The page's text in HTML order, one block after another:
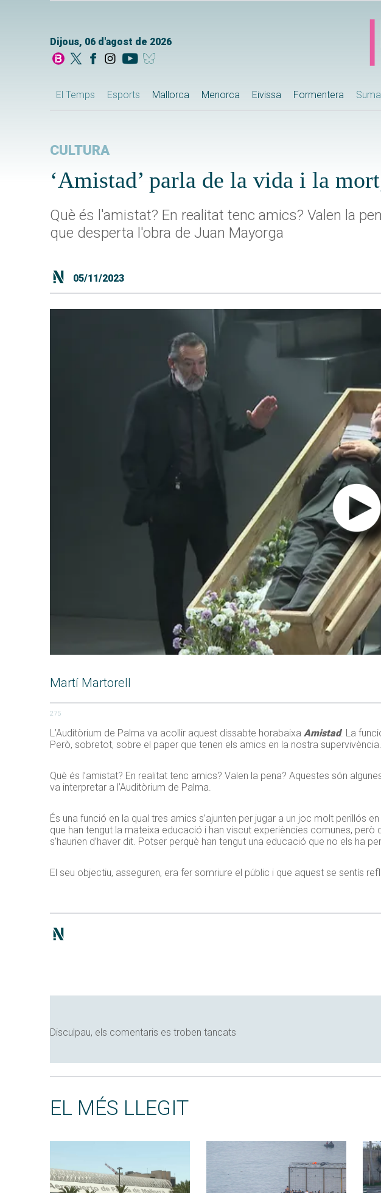
Dijous, 06 d'agost de 2026
El Temps Esports Mallorca Menorca Eivissa Formentera
CULTURA
‘Amistad’ parla de la vida i la
Què és l'amistat? En realitat tenc amics? Valen la
que desperta l'obra de Juan Mayorga
05/11/2023
Martí Martorell
275
L’Auditòrium de Palma va acollir aquest dissabte horabaixa Amistad. La
Però, sobretot, sobre el paper que tenen els amics en la nostra supervivència.
Què és l’amistat? En realitat tenc amics? Valen la pena? Aquestes són
va interpretar a l’Auditòrium de Palma.
És una funció en la qual tres amics s’ajunten per jugar a un joc molt perillós
que han tengut la mateixa educació i han viscut experiències comunes,
s’haurien d’haver dit. Potser perquè han tengut una educació que no els ha
El seu objectiu, asseguren, era fer somriure el públic i que aquest se sentís
Disculpau, els comentaris es troben tancats
EL MÉS LLEGIT